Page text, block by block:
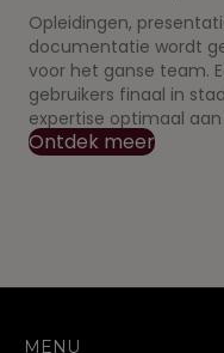
Opleidingen,
documentatie wordt
voor het ganse team.
gebruikers finaal in
expertise optimaal
Ontdek meer
MENU